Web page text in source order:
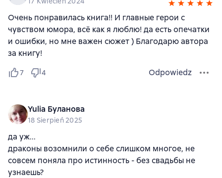
Очень понравилась книга!! И главные герои с
чувством юмора, всё как я люблю! да есть опечатки
и ошибки, но мне важен сюжет ) Благодарю автора
за книгу!
7 4 Odpowiedz
Yulia Буланова
18 Sierpień 2025
да уж...
драконы возомнили о себе слишком многое, не
совсем поняла про истинность - без свадьбы не
узнаешь?